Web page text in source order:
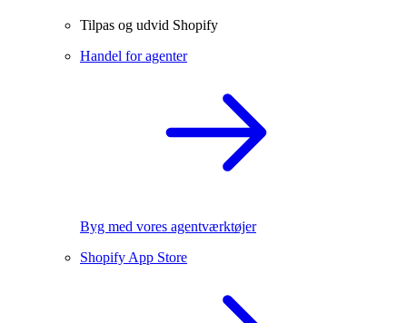
Tilpas og udvid Shopify
Handel for agenter
Byg med vores agentværktøjer
Shopify App Store